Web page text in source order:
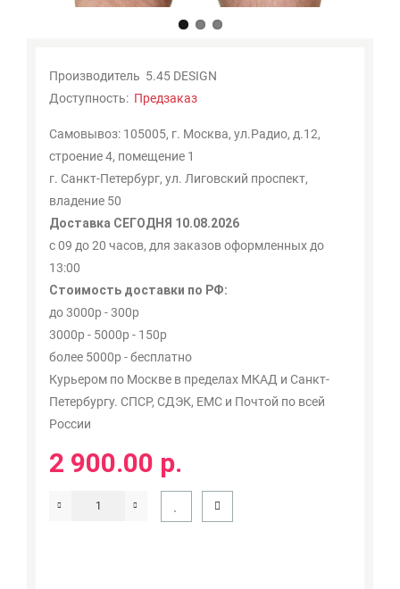
Производитель 5.45 DESIGN
Доступность: Предзаказ
Самовывоз: 105005, г. Москва, ул.Радио, д.12,
строение 4, помещение 1
г. Санкт-Петербург, ул. Лиговский проспект,
владение 50
Доставка СЕГОДНЯ 10.08.2026
с 09 до 20 часов, для заказов оформленных до
13:00
Стоимость доставки по РФ:
до 3000р - 300р
3000р - 5000р - 150р
более 5000р - бесплатно
Курьером по Москве в пределах МКАД и Санкт-
Петербургу. СПСР, СДЭК, ЕМС и Почтой по всей
России
2 900.00 р.